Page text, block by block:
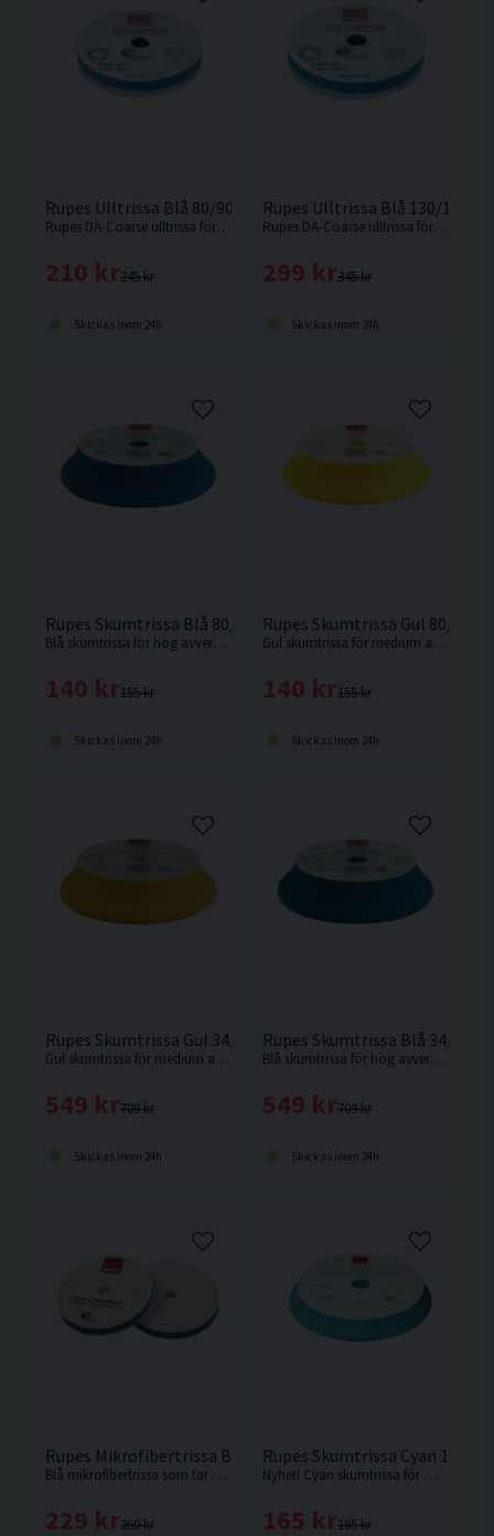
Rupes Ulltrissa Blå 80/90mm
Rupes DA-Coarse ulltrissa förenar otroligt snabb borttagning av defekter samtidigt som den lämnar en blank o fin yta efter sig. Passar Rupes LHR75 eller motsvarande med 75/80mm fästplatta.
245 kr
210 kr
Skickas inom 24h
Rupes Ulltrissa Blå 130/
Rupes DA-Coarse ulltrissa förenar otroligt snabb borttagning av defekter samtidigt som den lämnar en blank o fin yta efter sig. Passar Rupes LHR15 eller motsvarande med 130mm fästplatta.
345 kr
299 kr
Skickas inom 24h
Rupes Skumtrissa Blå 80/100mm
Blå skumtrissa för hög avverkning av repor och bra finish. Passar Rupes LHR75 eller motsvarande med 75/80mm fästplatta.
155 kr
140 kr
Skickas inom 24h
Rupes Skumtrissa Gul 80/
Gul skumtrissa för medium aggressivitet. Passar Rupes LHR75 eller motsvarande med 75/80mm fästplatta.
155 kr
140 kr
Skickas inom 24h
Rupes Skumtrissa Gul 34/40mm 6p
Gul skumtrissa för medium aggressivitet.
709 kr
549 kr
Skickas inom 24h
Rupes Skumtrissa Blå 34/
Blå skumtrissa för hög avverkning av repor och bra finish. Passar Rupes HR81ML eller motsvarande med 34mm fästplatta.
709 kr
549 kr
Skickas inom 24h
Rupes Mikrofibertrissa Blå 130mm
Blå mikrofibertrissa som tar bort djupa defekter effektivt på fullt härdad lack. Passar Rupes LHR15 eller motsvarande med 130mm fästplatta.
260 kr
229 kr
Rupes Skumtrissa Cyan 150/
Nyhet! Cyan skumtrissa för medium/hård aggressivitet. Perfekt enstegstrissa. Passar Rupes LHR21 eller motsvarande med 150mm fästplatta.
195 kr
165 kr